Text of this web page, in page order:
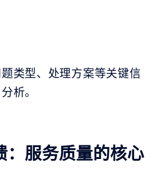
类型、处理方案等关键信
析。
：服务质量的核心